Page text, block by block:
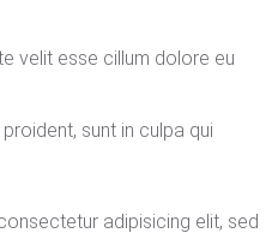
velit esse cillum dolore eu
sunt in culpa qui
adipisicing elit, sed